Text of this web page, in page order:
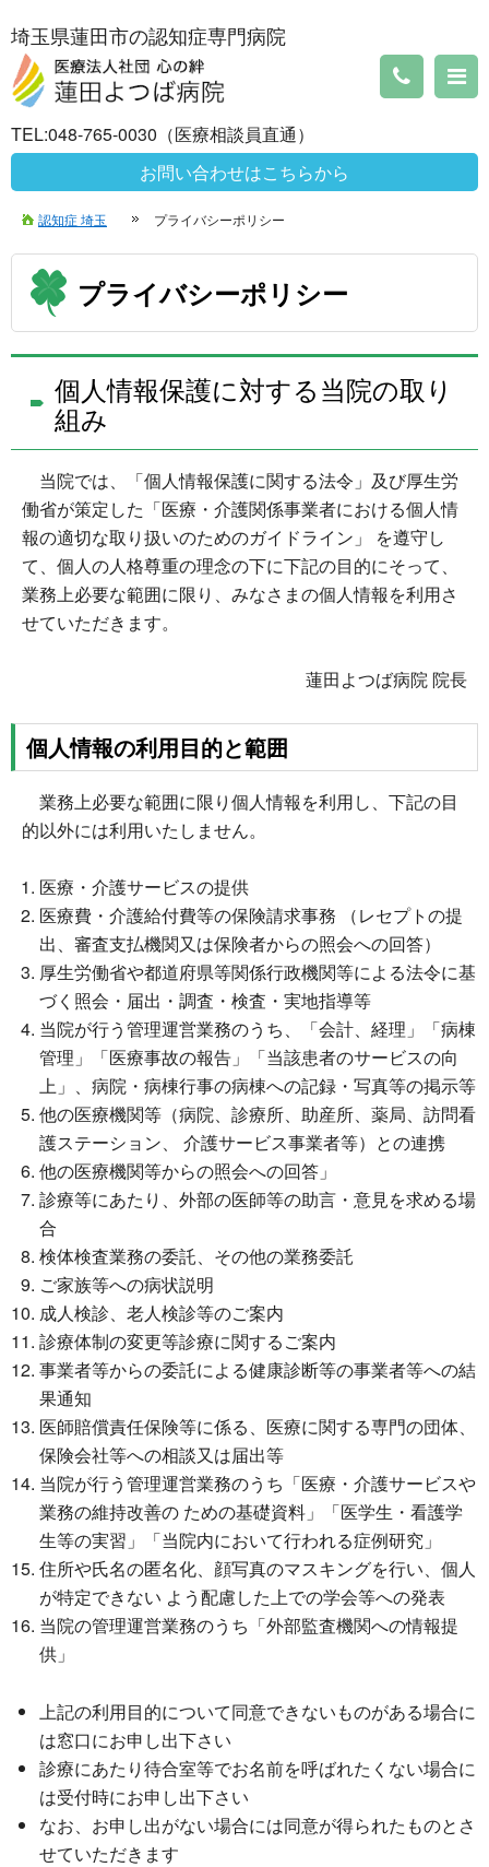
埼玉県蓮田市の認知症専門病院
TEL:048-765-0030（医療相談員直通）
お問い合わせはこちらから
認知症 埼玉 プライバシーポリシー
プライバシーポリシー
個人情報保護に対する当院の取り
組み
当院では、「個人情報保護に関する法令」及び厚生労
働省が策定した「医療・介護関係事業者における個人情
報の適切な取り扱いのためのガイドライン」 を遵守し
て、個人の人格尊重の理念の下に下記の目的にそって、
業務上必要な範囲に限り、みなさまの個人情報を利用さ
せていただきます。
蓮田よつば病院 院長
個人情報の利用目的と範囲
業務上必要な範囲に限り個人情報を利用し、下記の目
的以外には利用いたしません。
医療・介護サービスの提供
医療費・介護給付費等の保険請求事務 （レセプトの提
出、審査支払機関又は保険者からの照会への回答）
厚生労働省や都道府県等関係行政機関等による法令に基
づく照会・届出・調査・検査・実地指導等
当院が行う管理運営業務のうち、「会計、経理」「病棟
管理」「医療事故の報告」「当該患者のサービスの向
上」、病院・病棟行事の病棟への記録・写真等の掲示等
他の医療機関等（病院、診療所、助産所、薬局、訪問看
護ステーション、 介護サービス事業者等）との連携
他の医療機関等からの照会への回答」
診療等にあたり、外部の医師等の助言・意見を求める場
合
検体検査業務の委託、その他の業務委託
ご家族等への病状説明
成人検診、老人検診等のご案内
診療体制の変更等診療に関するご案内
事業者等からの委託による健康診断等の事業者等への結
果通知
医師賠償責任保険等に係る、医療に関する専門の団体、
保険会社等への相談又は届出等
当院が行う管理運営業務のうち「医療・介護サービスや
業務の維持改善の ための基礎資料」「医学生・看護学
生等の実習」「当院内において行われる症例研究」
住所や氏名の匿名化、顔写真のマスキングを行い、個人
が特定できない よう配慮した上での学会等への発表
当院の管理運営業務のうち「外部監査機関への情報提
供」
上記の利用目的について同意できないものがある場合に
は窓口にお申し出下さい
診療にあたり待合室等でお名前を呼ばれたくない場合に
は受付時にお申し出下さい
なお、お申し出がない場合には同意が得られたものとさ
せていただきます